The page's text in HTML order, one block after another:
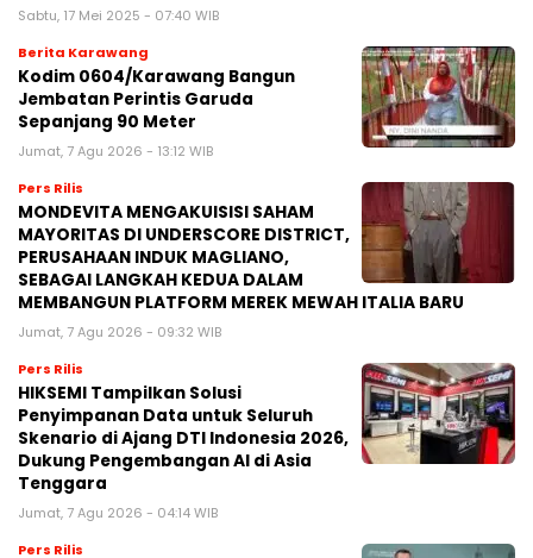
Sabtu, 17 Mei 2025 - 07:40 WIB
Berita Karawang
Kodim 0604/Karawang Bangun
Jembatan Perintis Garuda
Sepanjang 90 Meter
Jumat, 7 Agu 2026 - 13:12 WIB
Pers Rilis
MONDEVITA MENGAKUISISI SAHAM
MAYORITAS DI UNDERSCORE DISTRICT,
PERUSAHAAN INDUK MAGLIANO,
SEBAGAI LANGKAH KEDUA DALAM
MEMBANGUN PLATFORM MEREK MEWAH ITALIA BARU
Jumat, 7 Agu 2026 - 09:32 WIB
Pers Rilis
HIKSEMI Tampilkan Solusi
Penyimpanan Data untuk Seluruh
Skenario di Ajang DTI Indonesia 2026,
Dukung Pengembangan AI di Asia
Tenggara
Jumat, 7 Agu 2026 - 04:14 WIB
Pers Rilis